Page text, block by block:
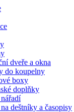
dveře a okna
do koupelny
boxy
doplňky
deštníky a časopisy